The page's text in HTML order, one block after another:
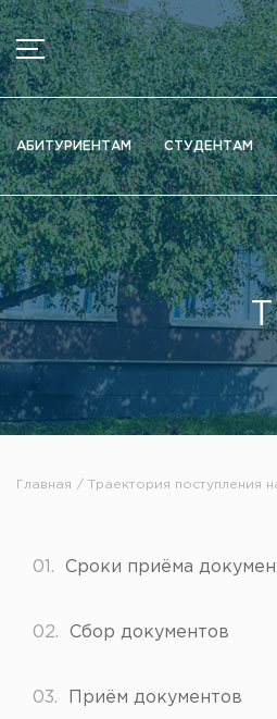
АБИТУРИЕНТАМ СТУДЕНТАМ
МЕНЮ
Новости
Объявления
Документы
Сведения об
Официально о приёме
Научная деятельность
Высшие школы / Институты
Дополнительное
Федеральный ресурсный
Вакантные места для
Политика доступа,
Главная Траектория поступления
01. Сроки приёма
02. Сбор документов
03. Приём документов